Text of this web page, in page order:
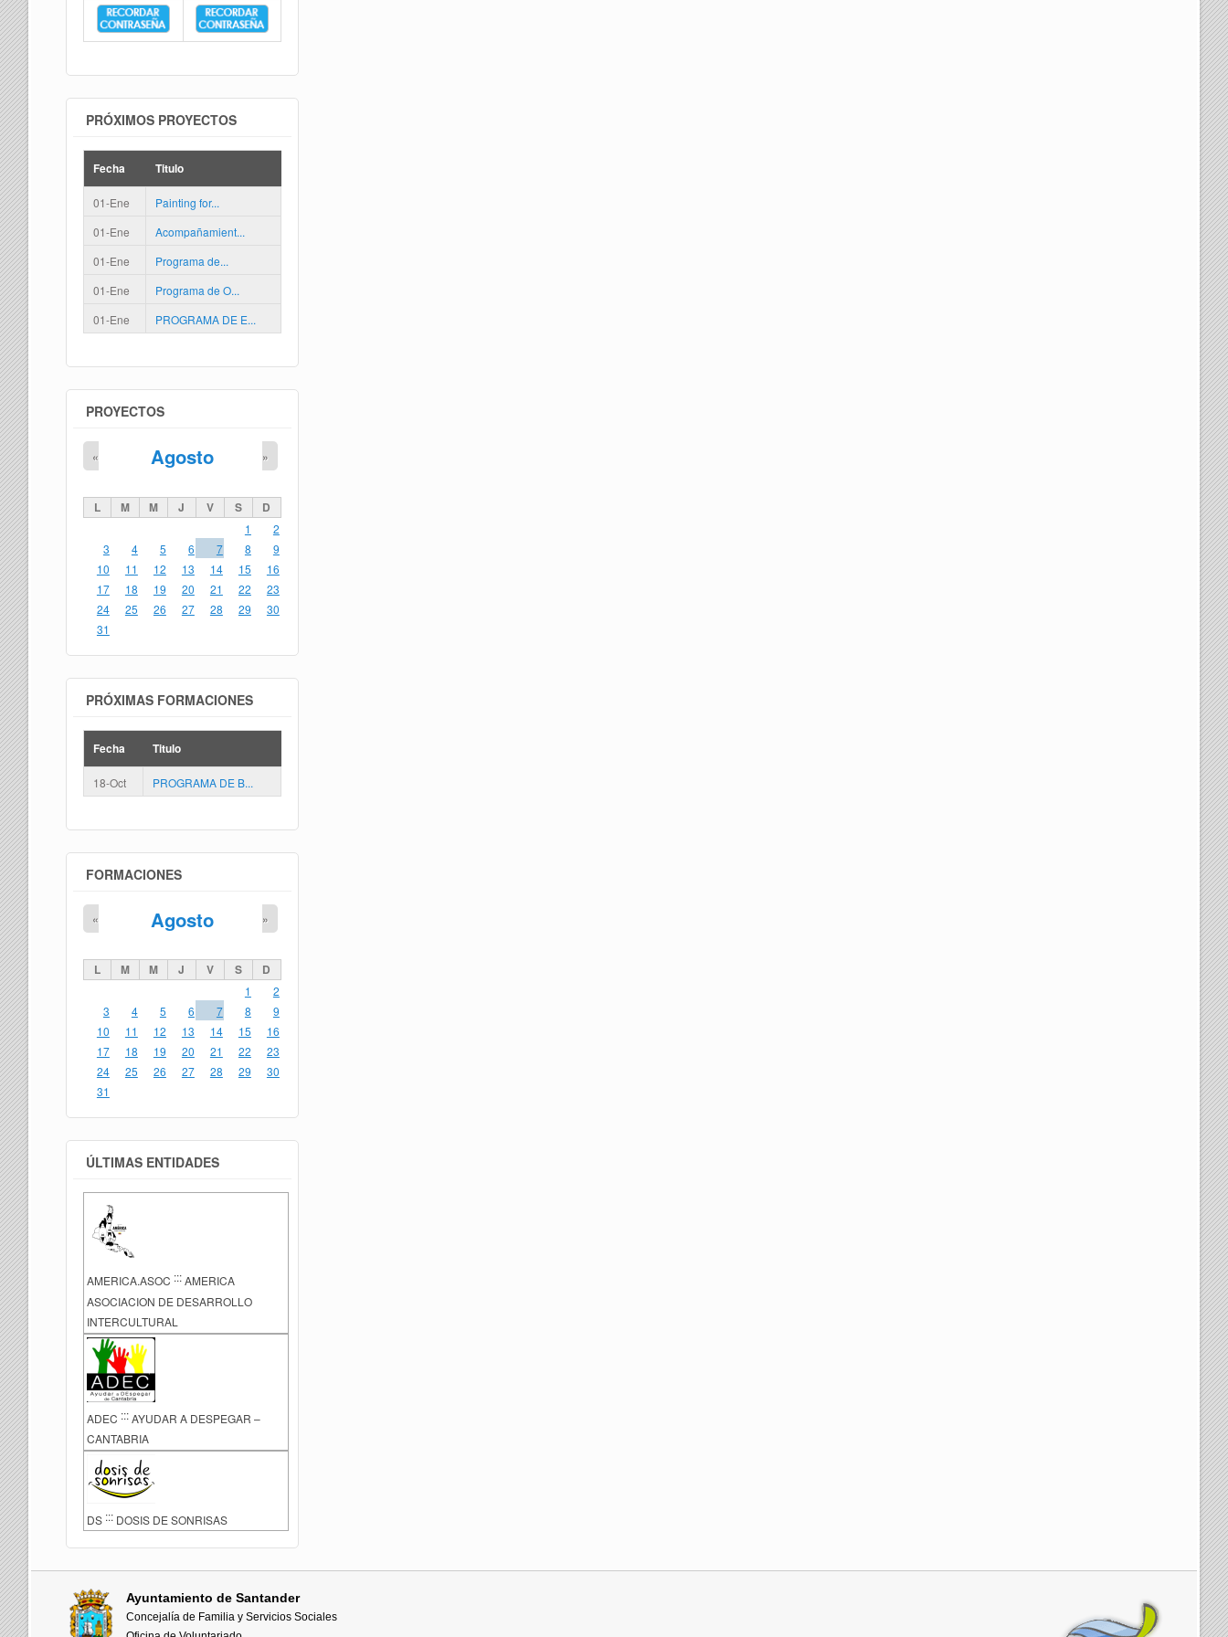
PRÓXIMOS PROYECTOS
Fecha Titulo
01-Ene
Painting for...
01-Ene
Acompañamient...
01-Ene
Programa de...
01-Ene
Programa de O...
01-Ene
PROGRAMA DE E...
PROYECTOS
Agosto
« »
L M M J V S D
1
2
3
4 5 6 7 8
9
10
11 12 13 14 15
16
17
18 19 20 21 22
23
24
25 26 27 28 29
30
31
PRÓXIMAS FORMACIONES
Fecha Titulo
18-Oct PROGRAMA DE B...
FORMACIONES
Agosto
« »
L M M J V S D
1
2
3
4 5 6 7 8
9
10
11 12 13 14 15
16
17
18 19 20 21 22
23
24
25 26 27 28 29
30
31
ÚLTIMAS ENTIDADES
AMERICA.ASOC :::AMERICA
ASOCIACION DE DESARROLLO
INTERCULTURAL
ADEC ::: AYUDAR A DESPEGAR –
CANTABRIA
DS ::: DOSIS DE SONRISAS
Ayuntamiento de Santander
Concejalía de Familia y Servicios Sociales